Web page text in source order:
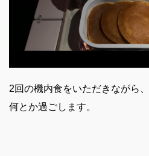
2回の機内食をいただきながら
何とか過ごします。